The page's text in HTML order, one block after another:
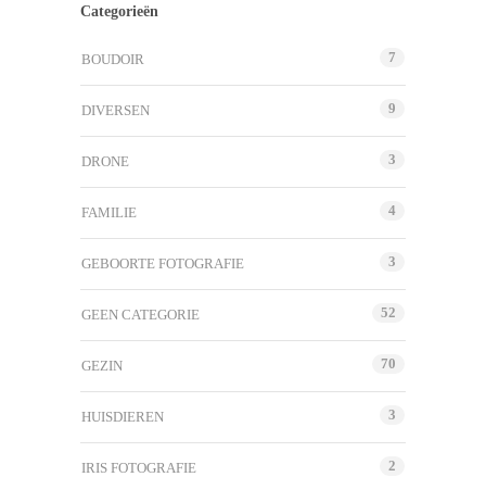
Categorieën
BOUDOIR 7
DIVERSEN 9
DRONE 3
FAMILIE 4
GEBOORTE FOTOGRAFIE 3
GEEN CATEGORIE 52
GEZIN 70
HUISDIEREN 3
IRIS FOTOGRAFIE 2